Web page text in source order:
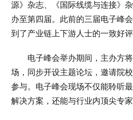
源》杂志、《国际线缆与连接》
办至第四届。此前的三届电子峰
到了产业链上下游人士的一致好评
电子峰会举办期间，主办方将
场，同步开设主题论坛，邀请院
参与。电子峰会现场不仅能聆听
解决方案，还能与行业内顶尖专